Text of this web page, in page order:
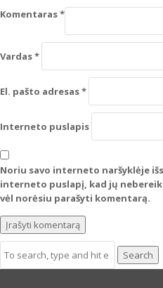
Komentaras*
Vardas*
El. pašto adresas*
Interneto puslapis
Noriu savo interneto naršyklėje
interneto puslapį, kad jų
vėl norėsiu parašyti komentarą.
Search